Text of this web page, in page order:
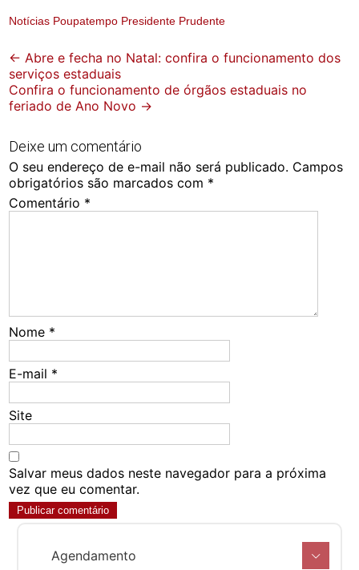
Notícias Poupatempo Presidente Prudente
Post
navigation
← Abre e fecha no Natal: confira o funcionamento dos
serviços estaduais
Confira o funcionamento de órgãos estaduais no
feriado de Ano Novo →
Deixe um comentário
O seu endereço de e-mail não será publicado. Campos
obrigatórios são marcados com *
Comentário *
Nome *
E-mail *
Site
Salvar meus dados neste navegador para a próxima
vez que eu comentar.
Agendamento